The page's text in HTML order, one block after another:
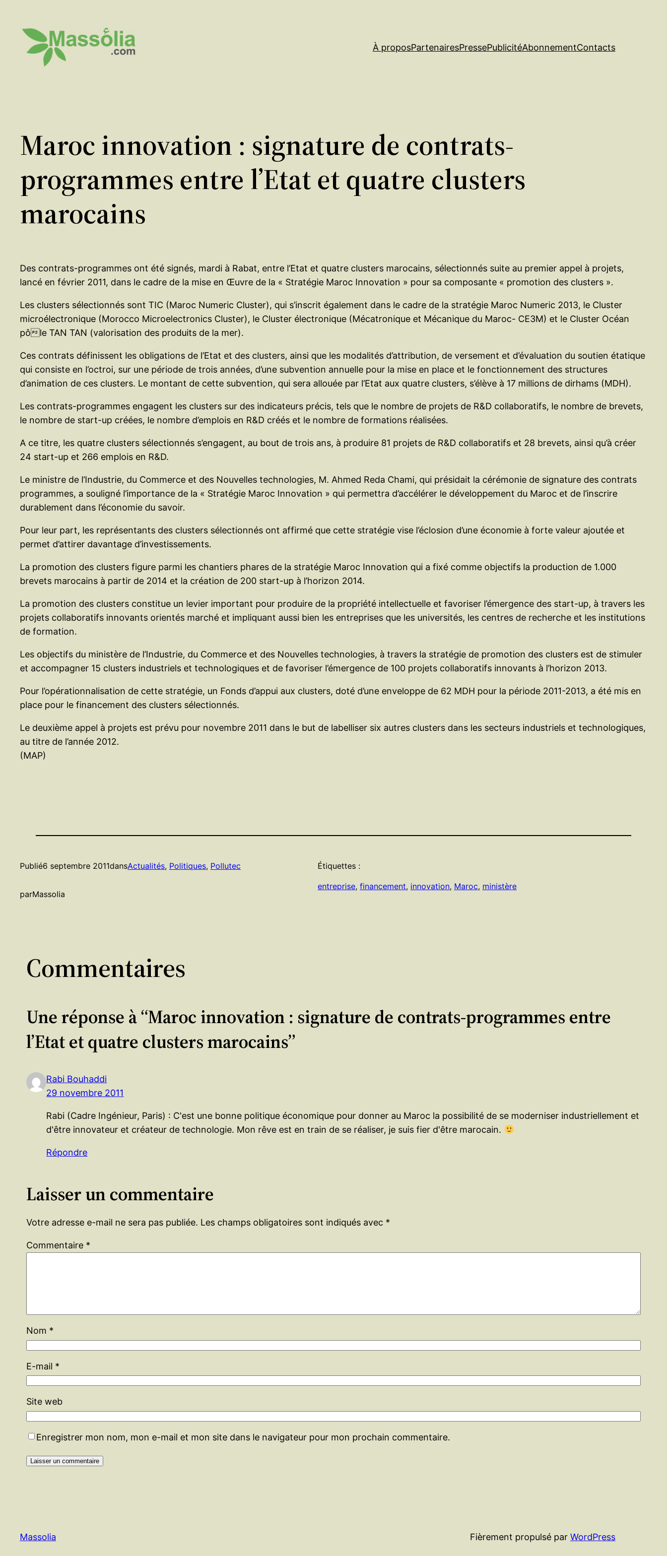
contenu
À proposPartenairesPressePublicitéAbonnementContacts
Maroc innovation : signature de contrats-
programmes entre l’Etat et quatre clusters
marocains
Des contrats-programmes ont été signés, mardi à Rabat, entre l’Etat et quatre clusters marocains, sélectionnés suite au premier appel à projets,
lancé en février 2011, dans le cadre de la mise en Œuvre de la « Stratégie Maroc Innovation » pour sa composante « promotion des clusters ».
Les clusters sélectionnés sont TIC (Maroc Numeric Cluster), qui s’inscrit également dans le cadre de la stratégie Maroc Numeric 2013, le Cluster
microélectronique (Morocco Microelectronics Cluster), le Cluster électronique (Mécatronique et Mécanique du Maroc- CE3M) et le Cluster Océan
pôle TAN TAN (valorisation des produits de la mer).
Ces contrats définissent les obligations de l’Etat et des clusters, ainsi que les modalités d’attribution, de versement et d’évaluation du soutien étatique
qui consiste en l’octroi, sur une période de trois années, d’une subvention annuelle pour la mise en place et le fonctionnement des structures
d’animation de ces clusters. Le montant de cette subvention, qui sera allouée par l’Etat aux quatre clusters, s’élève à 17 millions de dirhams (MDH).
Les contrats-programmes engagent les clusters sur des indicateurs précis, tels que le nombre de projets de R&D collaboratifs, le nombre de brevets,
le nombre de start-up créées, le nombre d’emplois en R&D créés et le nombre de formations réalisées.
A ce titre, les quatre clusters sélectionnés s’engagent, au bout de trois ans, à produire 81 projets de R&D collaboratifs et 28 brevets, ainsi qu’à créer
24 start-up et 266 emplois en R&D.
Le ministre de l’Industrie, du Commerce et des Nouvelles technologies, M. Ahmed Reda Chami, qui présidait la cérémonie de signature des contrats
programmes, a souligné l’importance de la « Stratégie Maroc Innovation » qui permettra d’accélérer le développement du Maroc et de l’inscrire
durablement dans l’économie du savoir.
Pour leur part, les représentants des clusters sélectionnés ont affirmé que cette stratégie vise l’éclosion d’une économie à forte valeur ajoutée et
permet d’attirer davantage d’investissements.
La promotion des clusters figure parmi les chantiers phares de la stratégie Maroc Innovation qui a fixé comme objectifs la production de 1.000
brevets marocains à partir de 2014 et la création de 200 start-up à l’horizon 2014.
La promotion des clusters constitue un levier important pour produire de la propriété intellectuelle et favoriser l’émergence des start-up, à travers les
projets collaboratifs innovants orientés marché et impliquant aussi bien les entreprises que les universités, les centres de recherche et les institutions
de formation.
Les objectifs du ministère de l’Industrie, du Commerce et des Nouvelles technologies, à travers la stratégie de promotion des clusters est de stimuler
et accompagner 15 clusters industriels et technologiques et de favoriser l’émergence de 100 projets collaboratifs innovants à l’horizon 2013.
Pour l’opérationnalisation de cette stratégie, un Fonds d’appui aux clusters, doté d’une enveloppe de 62 MDH pour la période 2011-2013, a été mis en
place pour le financement des clusters sélectionnés.
Le deuxième appel à projets est prévu pour novembre 2011 dans le but de labelliser six autres clusters dans les secteurs industriels et technologiques,
au titre de l’année 2012.
(MAP)
Publié6 septembre 2011dansActualités, Politiques, Pollutec
parMassolia
Étiquettes :
entreprise, financement, innovation, Maroc, ministère
Commentaires
Une réponse à “Maroc innovation : signature de contrats-programmes entre
l’Etat et quatre clusters marocains”
Rabi Bouhaddi
29 novembre 2011
Rabi (Cadre Ingénieur, Paris) : C'est une bonne politique économique pour donner au Maroc la possibilité de se moderniser industriellement et
d'être innovateur et créateur de technologie. Mon rêve est en train de se réaliser, je suis fier d'être marocain.
Répondre
Laisser un commentaire
Votre adresse e-mail ne sera pas publiée. Les champs obligatoires sont indiqués avec *
Commentaire *
Nom *
E-mail *
Site web
Enregistrer mon nom, mon e-mail et mon site dans le navigateur pour mon prochain commentaire.
Massolia Fièrement propulsé par WordPress